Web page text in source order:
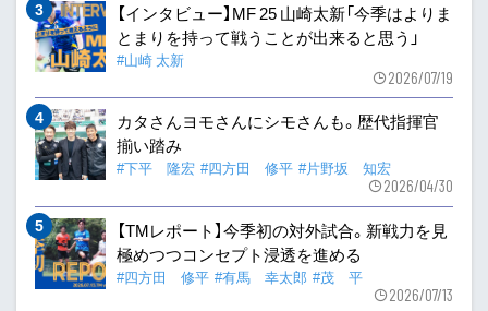
【インタビュー】MF 25 山崎太新「今季はよりま
とまりを持って戦うことが出来ると思う」
#山崎 太新
2026/07/19
カタさんヨモさんにシモさんも。歴代指揮官
揃い踏み
#下平 隆宏 #四方田 修平 #片野坂 知宏
2026/04/30
【TMレポート】今季初の対外試合。新戦力を見
極めつつコンセプト浸透を進める
#四方田 修平 #有馬 幸太郎 #茂 平
2026/07/13